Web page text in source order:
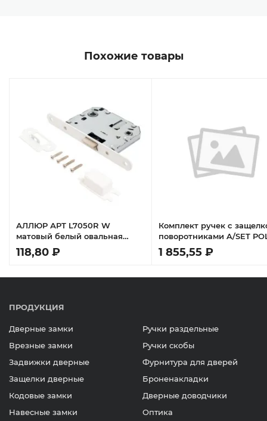
Похожие товары
АЛЛЮР АРТ L7050R W
матовый белый овальная
планка18мм без ручек с
фиксатором Защёлка
118,80 ₽
Комплект ручек с
поворотниками A/SET
JK.LN96.P BL-24 черный
1 855,55 ₽
ПРОДУКЦИЯ
Дверные замки
Врезные замки
Задвижки дверные
Защелки дверные
Кодовые замки
Навесные замки
Ручки раздельные
Ручки скобы
Фурнитура для дверей
Броненакладки
Дверные доводчики
Оптика